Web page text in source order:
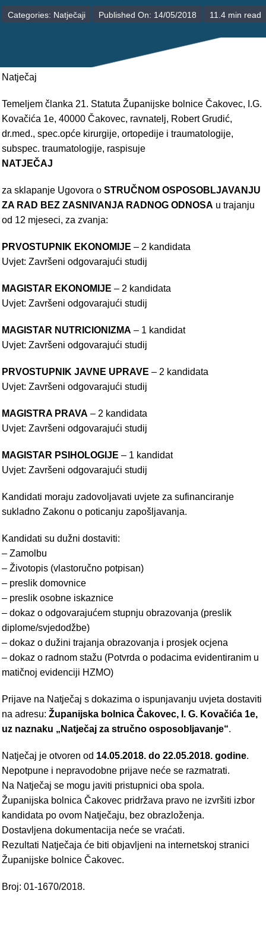
POLIKLINIKE
JEDINICE NEZDRAVSTVENIH DJELATNOSTI
Categories: Natječaji Published On: 14/05/2018 11.4 min read
Natječaj
Temeljem članka 21. Statuta Županijske bolnice Čakovec, I.G.
Kovačića 1e, 40000 Čakovec, ravnatelj, Robert Grudić,
dr.med., spec.opće kirurgije, ortopedije i traumatologije,
subspec. traumatologije, raspisuje
NATJEČAJ
za sklapanje Ugovora oSTRUČNOM OSPOSOBLJAVANJU
ZA RAD BEZ ZASNIVANJA RADNOG ODNOSA u trajanju
od 12 mjeseci, za zvanja:
PRVOSTUPNIK EKONOMIJE – 2 kandidata
Uvjet: Završeni odgovarajući studij
MAGISTAR EKONOMIJE – 2 kandidata
Uvjet: Završeni odgovarajući studij
MAGISTAR NUTRICIONIZMA – 1 kandidat
Uvjet: Završeni odgovarajući studij
PRVOSTUPNIK JAVNE UPRAVE – 2 kandidata
Uvjet: Završeni odgovarajući studij
MAGISTRA PRAVA – 2 kandidata
Uvjet: Završeni odgovarajući studij
MAGISTAR PSIHOLOGIJE – 1 kandidat
Uvjet: Završeni odgovarajući studij
Kandidati moraju zadovoljavati uvjete za sufinanciranje
sukladno Zakonu o poticanju zapošljavanja.
Kandidati su dužni dostaviti:
– Zamolbu
– Životopis (vlastoručno potpisan)
– preslik domovnice
– preslik osobne iskaznice
– dokaz o odgovarajućem stupnju obrazovanja (preslik
diplome/svjedodžbe)
– dokaz o dužini trajanja obrazovanja i prosjek ocjena
– dokaz o radnom stažu (Potvrda o podacima evidentiranim u
matičnoj evidenciji HZMO)
Prijave na Natječaj s dokazima o ispunjavanju uvjeta dostaviti
na adresu: Županijska bolnica Čakovec, I. G. Kovačića 1e,
uz naznaku „Natječaj za stručno osposobljavanje“.
Natječaj je otvoren od 14.05.2018. do 22.05.2018. godine.
Nepotpune i nepravodobne prijave neće se razmatrati.
Na Natječaj se mogu javiti pristupnici oba spola.
Županijska bolnica Čakovec pridržava pravo ne izvršiti izbor
kandidata po ovom Natječaju, bez obrazloženja.
Dostavljena dokumentacija neće se vraćati.
Rezultati Natječaja će biti objavljeni na internetskoj stranici
Županijske bolnice Čakovec.
Broj: 01-1670/2018.